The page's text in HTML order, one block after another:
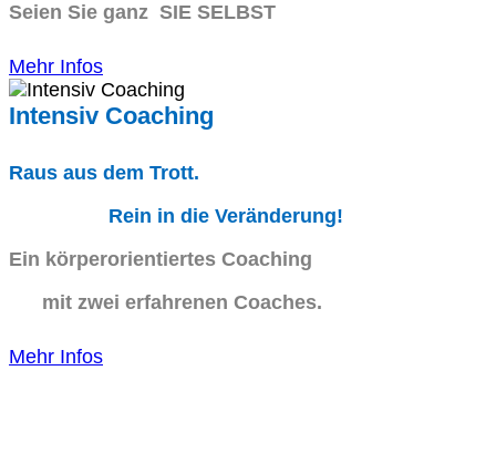
Seien Sie ganz SIE SELBST
Mehr Infos
Intensiv Coaching
Raus aus dem Trott.
Rein in die Veränderung!
Ein körperorientiertes Coaching
mit zwei erfahrenen Coaches.
Mehr Infos